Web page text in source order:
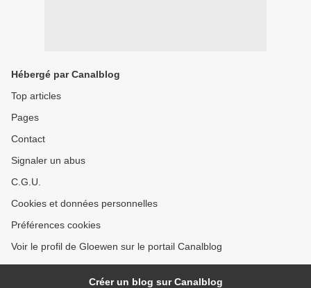
Hébergé par Canalblog
Top articles
Pages
Contact
Signaler un abus
C.G.U.
Cookies et données personnelles
Préférences cookies
Voir le profil de Gloewen sur le portail Canalblog
Créer un blog sur Canalblog